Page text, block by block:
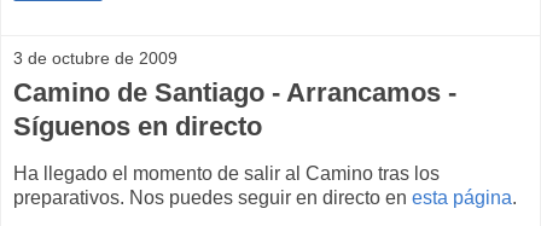
3 de octubre de 2009
Camino de Santiago - Arrancamos -
Síguenos en directo
Ha llegado el momento de salir al Camino tras los
preparativos. Nos puedes seguir en directo en esta página.